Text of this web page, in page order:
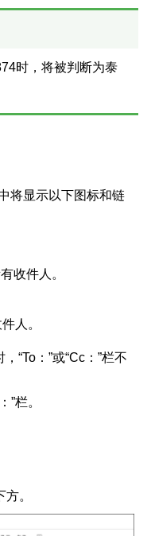
时，将被判断为泰
将显示以下图标和链
收件人。
人。
“To：”或“Cc：”栏不
”栏。
。